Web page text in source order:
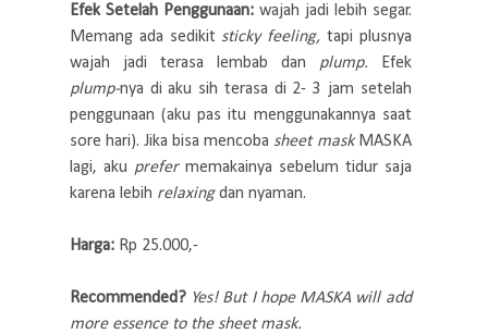
Efek Setelah Penggunaan: wajah jadi lebih segar.
Memang ada sedikit sticky feeling, tapi plusnya
wajah jadi terasa lembab dan plump.
Efek
plump-nya di aku sih terasa di 2- 3 jam setelah
penggunaan (aku pas itu menggunakannya saat
sore hari). Jika bisa mencoba sheet mask MASKA
lagi, aku prefer memakainya sebelum tidur saja
karena lebih relaxingdan nyaman.
Harga: Rp 25.000,-
Recommended? Yes! But I hope MASKA will add
more essence to the sheet mask.